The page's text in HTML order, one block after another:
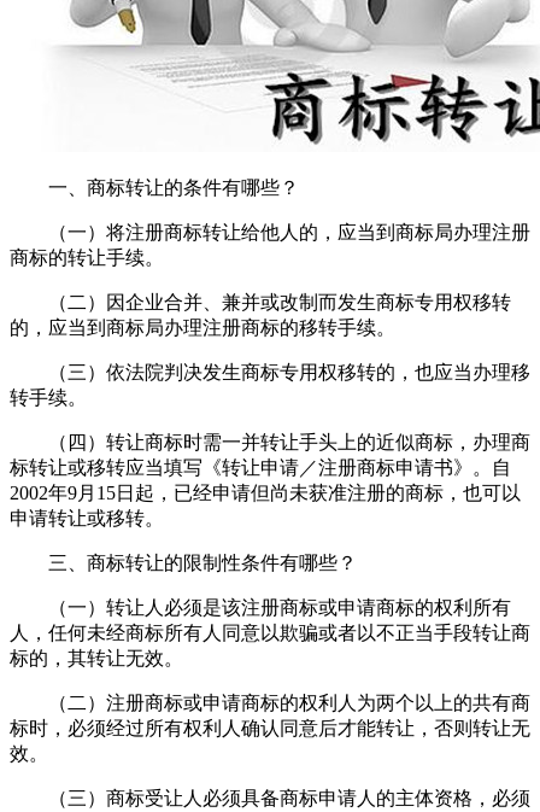
一、商标转让的条件有哪些？
（一）将注册商标转让给他人的，应当到商标局办理注册
商标的转让手续。
（二）因企业合并、兼并或改制而发生商标专用权移转
的，应当到商标局办理注册商标的移转手续。
（三）依法院判决发生商标专用权移转的，也应当办理移
转手续。
（四）转让商标时需一并转让手头上的近似商标，办理商
标转让或移转应当填写《转让申请／注册商标申请书》。自
2002年9月15日起，已经申请但尚未获准注册的商标，也可以
申请转让或移转。
三、商标转让的限制性条件有哪些？
（一）转让人必须是该注册商标或申请商标的权利所有
人，任何未经商标所有人同意以欺骗或者以不正当手段转让商
标的，其转让无效。
（二）注册商标或申请商标的权利人为两个以上的共有商
标时，必须经过所有权利人确认同意后才能转让，否则转让无
效。
（三）商标受让人必须具备商标申请人的主体资格，必须